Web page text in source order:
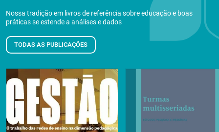
Nossa tradição em livros de referência sobre educação e boas
práticas se estende a análises e dados
TODAS AS PUBLICAÇÕES